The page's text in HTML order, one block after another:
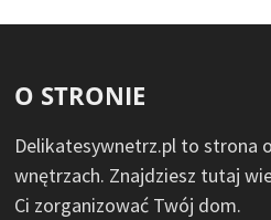
O STRONIE
Delikatesywnetrz.pl to strona
wnętrzach. Znajdziesz tutaj
Ci zorganizować Twój dom.